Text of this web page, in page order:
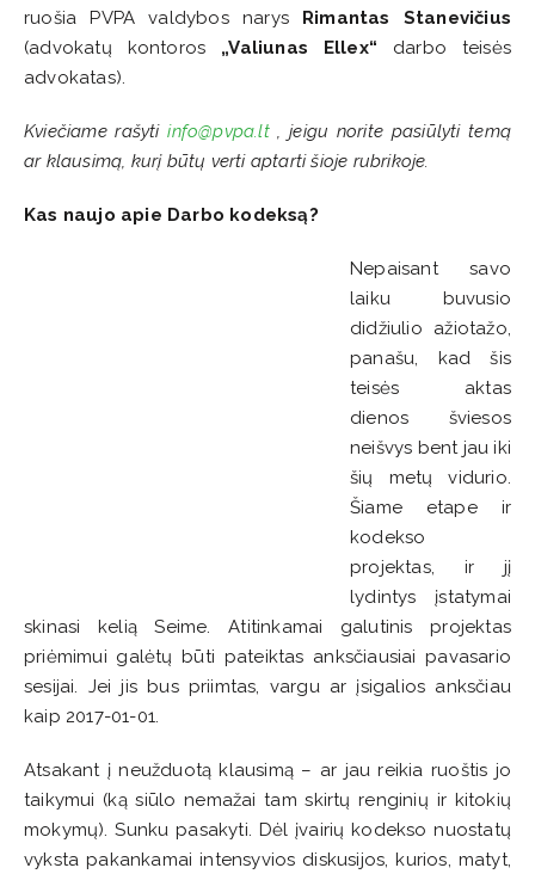
ruošia PVPA valdybos narys Rimantas Stanevičius
(advokatų kontoros „Valiunas Ellex“ darbo teisės
advokatas).
Kviečiame rašytiinfo@pvpa.lt, jeigu norite pasiūlyti temą
ar klausimą, kurį būtų verti aptarti šioje rubrikoje.
Kas naujo apie Darbo kodeksą?
Nepaisant savo
laiku buvusio
didžiulio ažiotažo,
panašu, kad šis
teisės aktas
dienos šviesos
neišvys bent jau iki
šių metų vidurio.
Šiame etape ir
kodekso
projektas, ir jį
lydintys įstatymai
skinasi kelią Seime. Atitinkamai galutinis projektas
priėmimui galėtų būti pateiktas anksčiausiai pavasario
sesijai. Jei jis bus priimtas, vargu ar įsigalios anksčiau
kaip 2017-01-01.
Atsakant į neužduotą klausimą – ar jau reikia ruoštis jo
taikymui (ką siūlo nemažai tam skirtų renginių ir kitokių
mokymų). Sunku pasakyti. Dėl įvairių kodekso nuostatų
vyksta pakankamai intensyvios diskusijos, kurios, matyt,